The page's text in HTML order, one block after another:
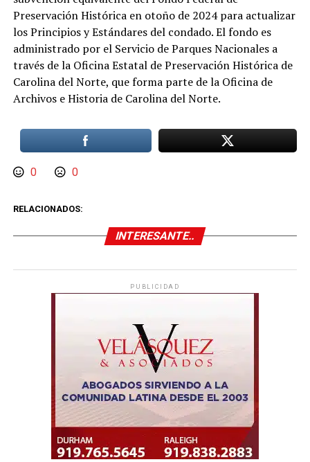
Preservación Histórica en otoño de 2024 para actualizar
los Principios y Estándares del condado. El fondo es
administrado por el Servicio de Parques Nacionales a
través de la Oficina Estatal de Preservación Histórica de
Carolina del Norte, que forma parte de la Oficina de
Archivos e Historia de Carolina del Norte.
0 0
RELACIONADOS:
INTERESANTE..
PUBLICIDAD